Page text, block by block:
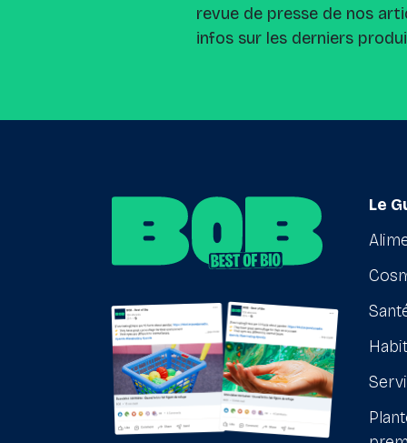
revue de presse de nos
infos sur les derniers
Le